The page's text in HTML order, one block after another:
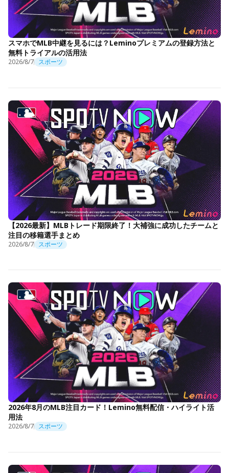
スマホでMLB中継を見るには？Leminoプレミアムの登録方法と
無料トライアルの活用法
2026/8/7 スポーツ
【2026最新】MLBトレード期限終了！大補強に成功したチームと
注目の移籍選手まとめ
2026/8/7 スポーツ
2026年8月のMLB注目カード！Lemino無料配信・ハイライト活
用法
2026/8/7 スポーツ